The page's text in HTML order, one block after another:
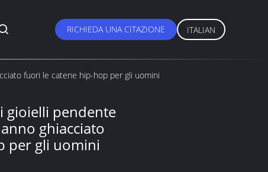
RICHIEDA UNA CITAZIONE ITALIAN
fuori le catene hip-hop per gli uomini
gioielli pendente
ghiacciato
per gli uomini